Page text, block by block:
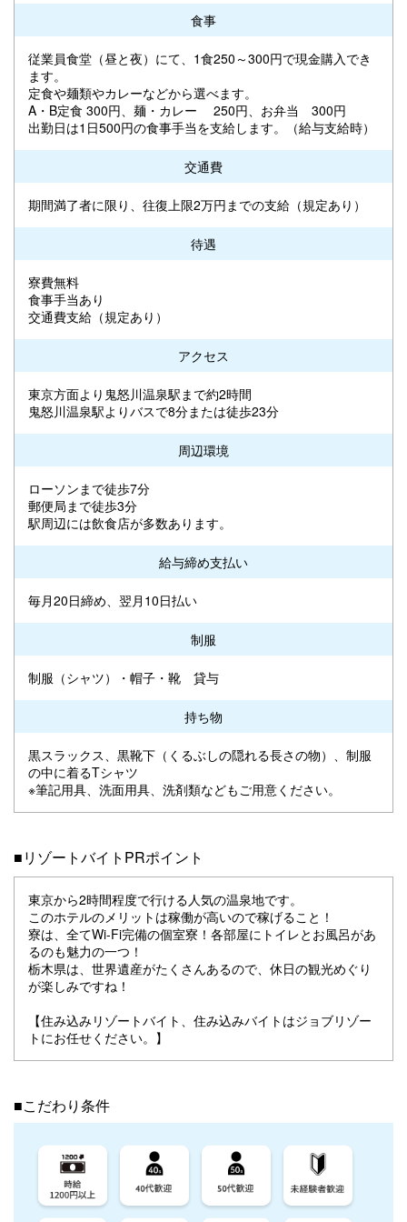
食事
従業員食堂（昼と夜）にて、1食250～300円で現金購入でき
ます。
定食や麺類やカレーなどから選べます。
A・B定食 300円、麺・カレー 250円、お弁当 300円
出勤日は1日500円の食事手当を支給します。（給与支給時）
交通費
期間満了者に限り、往復上限2万円までの支給（規定あり）
待遇
寮費無料
食事手当あり
交通費支給（規定あり）
アクセス
東京方面より鬼怒川温泉駅まで約2時間
鬼怒川温泉駅よりバスで8分または徒歩23分
周辺環境
ローソンまで徒歩7分
郵便局まで徒歩3分
駅周辺には飲食店が多数あります。
給与締め支払い
毎月20日締め、翌月10日払い
制服
制服（シャツ）・帽子・靴 貸与
持ち物
黒スラックス、黒靴下（くるぶしの隠れる長さの物）、制服
の中に着るTシャツ
※筆記用具、洗面用具、洗剤類などもご用意ください。
■リゾートバイトPRポイント
東京から2時間程度で行ける人気の温泉地です。
このホテルのメリットは稼働が高いので稼げること！
寮は、全てWi-Fi完備の個室寮！各部屋にトイレとお風呂があ
るのも魅力の一つ！
栃木県は、世界遺産がたくさんあるので、休日の観光めぐり
が楽しみですね！
【住み込みリゾートバイト、住み込みバイトはジョブリゾー
トにお任せください。】
■こだわり条件